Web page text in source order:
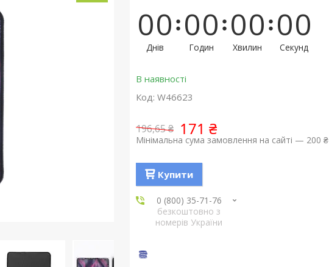
00
Днів
00
Годин
00
Хвилин
00
Секунд
В наявності
Код: W46623
196,65 ₴ 171 ₴
Мінімальна сума замовлення на сайті — 200 ₴
Купити
0 (800) 35-71-76
безкоштовно з
номерів України